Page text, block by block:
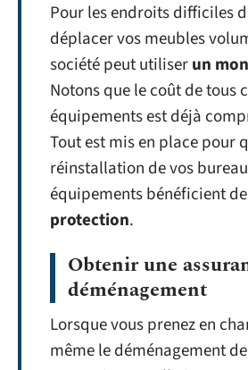
Pour les endroits difficiles
déplacer vos meubles
société peut utiliserun
Notons que le coût de tous
équipements est déjà
Tout est mis en place pour
réinstallation de vos
équipements bénéficient de
protection.
Obtenir une
déménagement
Lorsque vous prenez en
même le déménagement